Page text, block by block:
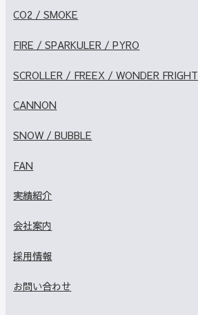
CO2 / SMOKE
FIRE / SPARKULER / PYRO
SCROLLER / FREEX / WONDER FRIGHT
CANNON
SNOW / BUBBLE
FAN
実績紹介
会社案内
採用情報
お問い合わせ